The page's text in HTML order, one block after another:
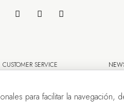
CUSTOMER SERVICE
para facilitar la navegación,